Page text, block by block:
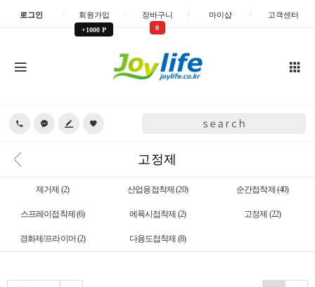
로그인 회원가입
+1000 P
장바구니
0
마이샵 고객센터
고정제
제거제 (2) 산업용접착제(20) 순간접착제 (40)
스프레이접착제(6) 에폭시접착제 (2) 고정제 (22)
경화제/프라이머(2) 다용도접착제 (8)